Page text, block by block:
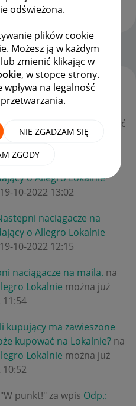
odświeżona.
plików cookie
Możesz ją w każdym
zmienić klikając w
, w stopce strony.
na legalność
NIE ZGADZAM SIĘ
ZGODY
OPCJE
naciągacz?
można już podziwiać
o Allegro Lokalnie
‎19-10-2022 13:02
naciągacze na
o Allegro Lokalnie
‎19-10-2022 12:15
naciągacze na maila. na
Lokalnie można już
11:54
kupujący ma zawieszone
kupować na Lokalnie? na
Lokalnie można już
10:52
punkt!" za wpis Odp.: